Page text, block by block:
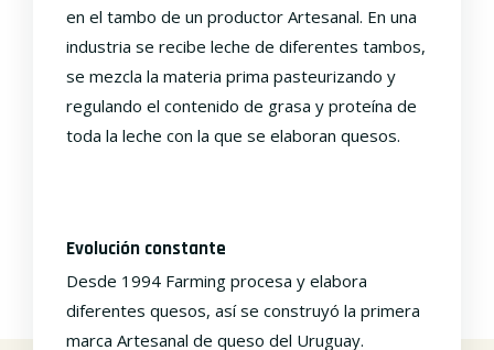
en el tambo de un productor Artesanal. En una
industria se recibe leche de diferentes tambos,
se mezcla la materia prima pasteurizando y
regulando el contenido de grasa y proteína de
toda la leche con la que se elaboran quesos.
Evolución constante
Desde 1994 Farming procesa y elabora
diferentes quesos, así se construyó la primera
marca Artesanal de queso del Uruguay.